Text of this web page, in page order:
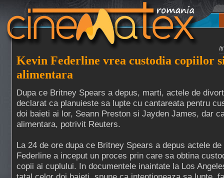
Kevin Federline vrea custodia copiilor
alimentara
Dupa ce Britney Spears a depus, marti, actele de
declarat ca planuieste sa lupte cu cantareata pentru
doi baieti ai lor, Seann Preston si Jayden James, dar
alimentara, potrivit Reuters.
La 24 de ore dupa ce Britney Spears a depus actele
Federline a inceput un proces prin care sa obtina
copii ai cuplului. In documentele inaintate la Los